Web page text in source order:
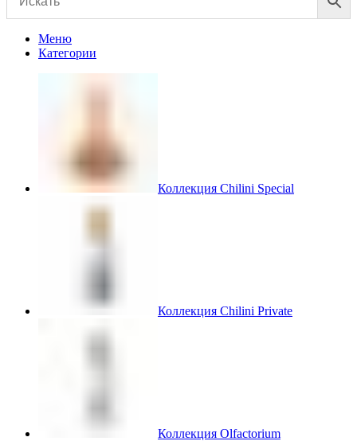
Меню
Категории
Коллекция Chilini Special
Коллекция Chilini Private
Коллекция Olfactorium